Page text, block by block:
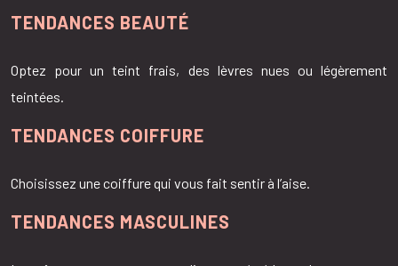
TENDANCES BEAUTÉ
Optez pour un teint frais, des lèvres nues ou légèrement
teintées.
TENDANCES COIFFURE
Choisissez une coiffure qui vous fait sentir à l’aise.
TENDANCES MASCULINES